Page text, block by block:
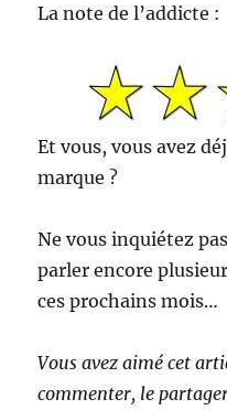
La note de l’addicte :
Et vous, vous avez
marque ?
Ne vous inquiétez
parler encore
ces prochains mois…
Vous avez aimé cet
commenter, le